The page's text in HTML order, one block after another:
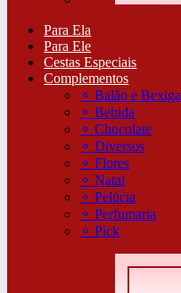
Para Ela
Para Ele
Cestas Especiais
Complementos
⚬Balão e Bexiga
⚬Bebida
⚬Chocolate
⚬Diversos
⚬Flores
⚬Natal
⚬Pelúcia
⚬Perfumaria
⚬Pick